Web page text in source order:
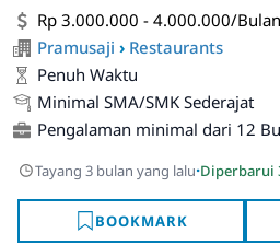
Rp 3.000.000 - 4.000.000/Bulan
Pramusaji › Restaurants
Penuh Waktu
Minimal SMA/SMK Sederajat
Pengalaman minimal dari 12
Tayang 3 bulan yang lalu·Diperbarui
BOOKMARK